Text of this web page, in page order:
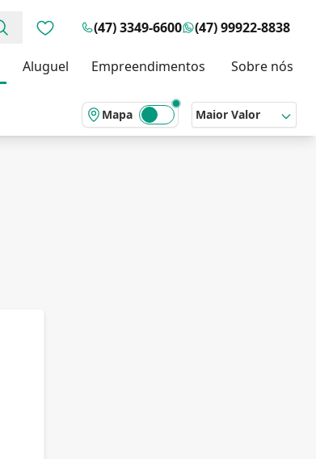
Favoritos (0 itens)
(47) 3349-6600 (47) 99922-8838
Aluguel Empreendimentos Sobre nós
Mapa Maior Valor